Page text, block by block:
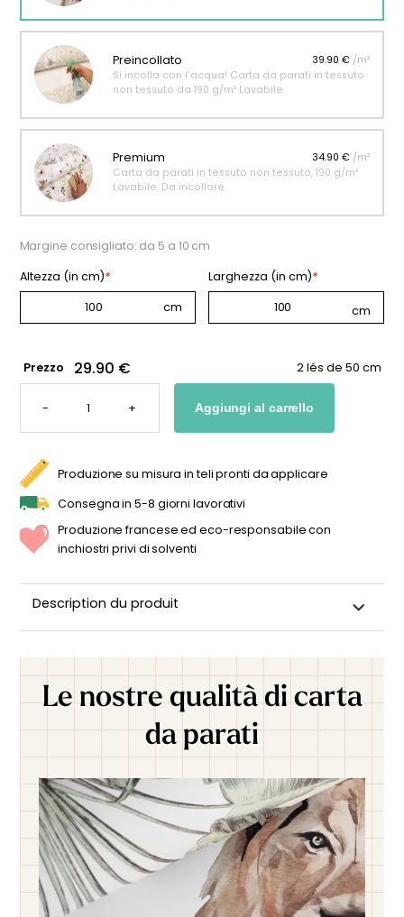
Preincollato 39.90 € /m²
Si incolla con l'acqua! Carta da parati in tessuto
non tessuto da 190 g/m² Lavabile.
Premium 34.90 € /m²
Carta da parati in tessuto non tessuto, 190 g/m²
Lavabile. Da incollare.
Margine consigliato: da 5 a 10 cm
Altezza (in cm)* Larghezza (in cm)*
Prezzo 29.90 € 2 lés de 50 cm
-
CARTA
PARATI
QUADRETTI
QUANTITÀ
+ Aggiungi al carrello
Produzione su misura in teli pronti da applicare
Consegna in 5-8 giorni lavorativi
Produzione francese ed eco-responsabile con
inchiostri privi di solventi
Description du produit
quadretti Vichy
, disponibile in giallo, rosa, verde o blu
impreziosito da piccoli fiori ed elementi rustici disegnati ad
acquerello. Il suo stile raffinato e le sue tonalità tenui creano
un'atmosfera rilassante, perfetta per un angolo di serenità
nellacameretta dei bambini. Ideale per rivestire una parete
o un'intera stanza, questacarta da parati per la cameretta
Realizzata su misura in Francia, si adatta perfettamente alle
dimensioni della tua parete per un risultato impeccabile.
Ecologico e realizzato con inchiostri senza solventi, rispetta
la salute del vostro bambino e del pianeta. Regalate al
vostro piccolo un universo dolce e incantevole con la nostra
carta da parati per camerettaVichy Fleuri!
Le nostre qualità di carta
da parati